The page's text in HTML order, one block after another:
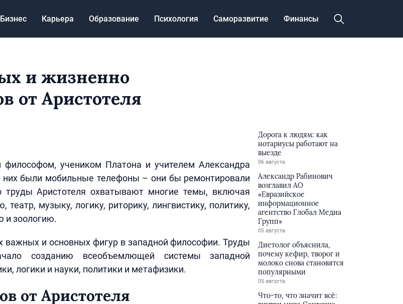
Бизнес Карьера Образование Психология Саморазвитие Финансы
и жизненно
от Аристотеля
философом, учеником Платона и учителем Александра
были мобильные телефоны – они бы ремонтировали
труды Аристотеля охватывают многие темы, включая
театр, музыку, логику, риторику, лингвистику, политику,
и зоологию.
важных и основных фигур в западной философии. Труды
созданию всеобъемлющей системы западной
логики и науки, политики и метафизики.
от Аристотеля
Дорога к людям: как
нотариусы работают на
выезде
06 августа
Александр Рабинович
возглавил АО
«Евразийское
информационное
агентство Глобал Медиа
Групп»
05 августа
Диетолог объяснила,
почему кефир, творог и
молоко снова становятся
популярными
05 августа
Что-то, что значит всё: